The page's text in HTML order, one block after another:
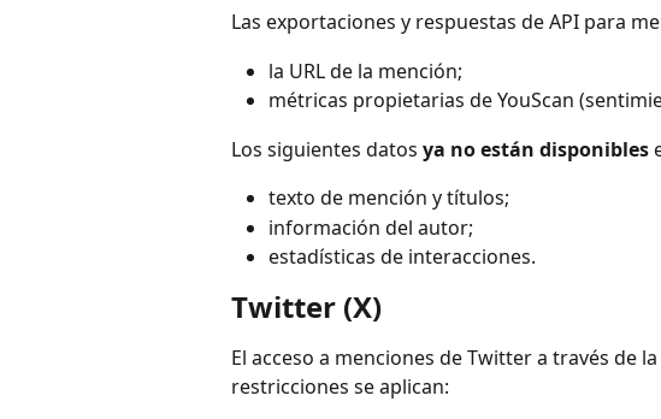
Las exportaciones y respuestas de API para
la URL de la mención;
métricas propietarias de YouScan
Los siguientes datos ya no están disponibles
texto de mención y títulos;
información del autor;
estadísticas de interacciones.
Twitter (X)
El acceso a menciones de Twitter a través de
restricciones se aplican: